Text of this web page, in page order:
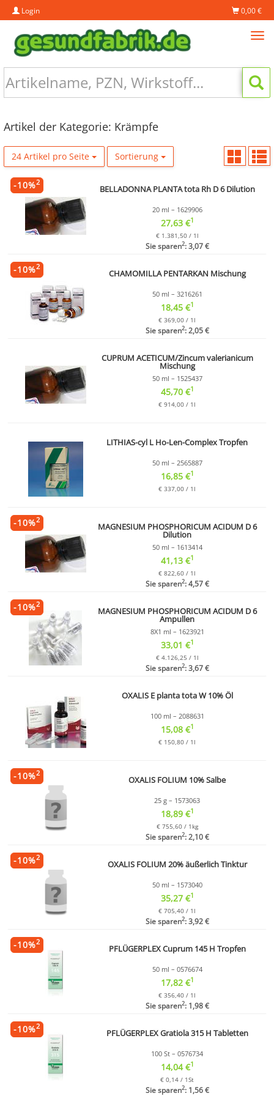
Login 0,00 €
Artikel der Kategorie: Krämpfe
24 Artikel pro Seite Sortierung
BELLADONNA PLANTA tota Rh D 6 Dilution
20 ml – 1629906
27,63 €1
€ 1.381,50 / 1l
Sie sparen2: 3,07 €
-10%2
CHAMOMILLA PENTARKAN Mischung
50 ml – 3216261
18,45 €1
€ 369,00 / 1l
Sie sparen2: 2,05 €
-10%2
CUPRUM ACETICUM/Zincum valerianicum
Mischung
50 ml – 1525437
45,70 €1
€ 914,00 / 1l
LITHIAS-cyl L Ho-Len-Complex Tropfen
50 ml – 2565887
16,85 €1
€ 337,00 / 1l
MAGNESIUM PHOSPHORICUM ACIDUM D 6
Dilution
50 ml – 1613414
41,13 €1
€ 822,60 / 1l
Sie sparen2: 4,57 €
-10%2
MAGNESIUM PHOSPHORICUM ACIDUM D 6
Ampullen
8X1 ml – 1623921
33,01 €1
€ 4.126,25 / 1l
Sie sparen2: 3,67 €
-10%2
OXALIS E planta tota W 10% Öl
100 ml – 2088631
15,08 €1
€ 150,80 / 1l
OXALIS FOLIUM 10% Salbe
25 g – 1573063
18,89 €1
€ 755,60 / 1kg
Sie sparen2: 2,10 €
-10%2
OXALIS FOLIUM 20% äußerlich Tinktur
50 ml – 1573040
35,27 €1
€ 705,40 / 1l
Sie sparen2: 3,92 €
-10%2
PFLÜGERPLEX Cuprum 145 H Tropfen
50 ml – 0576674
17,82 €1
€ 356,40 / 1l
Sie sparen2: 1,98 €
-10%2
PFLÜGERPLEX Gratiola 315 H Tabletten
100 St – 0576734
14,04 €1
€ 0,14 / 1St
Sie sparen2: 1,56 €
-10%2